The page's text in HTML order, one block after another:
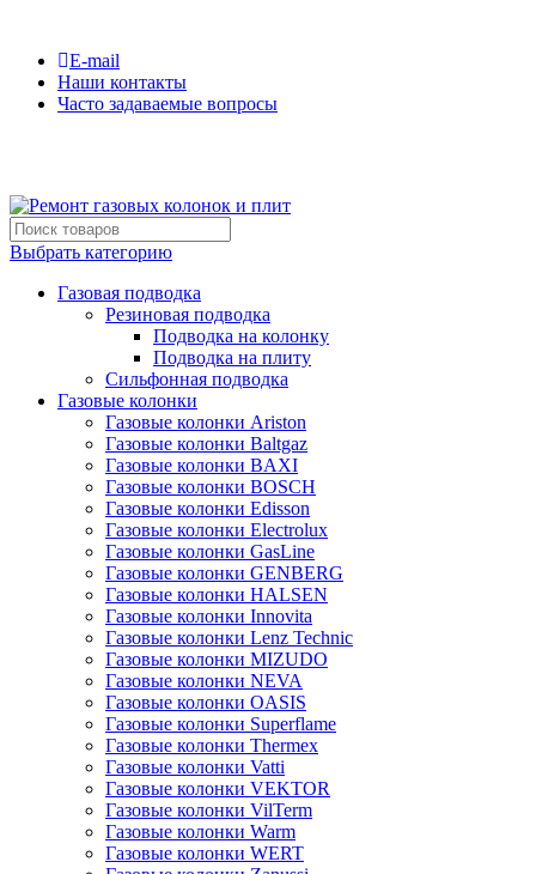
E-mail
Наши контакты
Часто задаваемые вопросы
Выбрать категорию
Газовая подводка
Резиновая подводка
Подводка на колонку
Подводка на плиту
Сильфонная подводка
Газовые колонки
Газовые колонки Ariston
Газовые колонки Baltgaz
Газовые колонки BAXI
Газовые колонки BOSCH
Газовые колонки Edisson
Газовые колонки Electrolux
Газовые колонки GasLine
Газовые колонки GENBERG
Газовые колонки HALSEN
Газовые колонки Innovita
Газовые колонки Lenz Technic
Газовые колонки MIZUDO
Газовые колонки NEVA
Газовые колонки OASIS
Газовые колонки Superflame
Газовые колонки Thermex
Газовые колонки Vatti
Газовые колонки VEKTOR
Газовые колонки VilTerm
Газовые колонки Warm
Газовые колонки WERT